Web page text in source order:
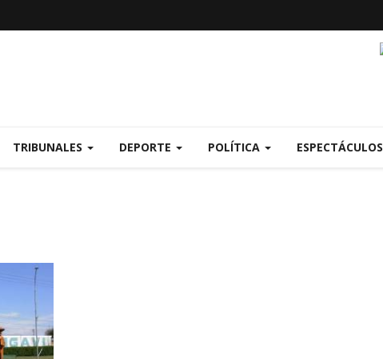
TRIBUNALES DEPORTE POLÍTICA ESPECTÁCULOS